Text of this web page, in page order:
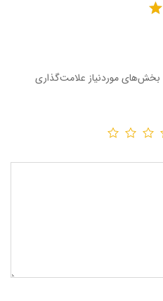
بخش‌های موردنیاز علامت‌گذاری